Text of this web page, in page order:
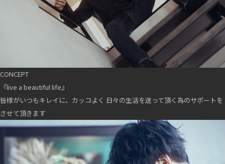
CONCEPT
『live a beautiful life』
皆様がいつもキレイに、カッコよく 日々の生活を送って頂く為のサポートを
させて頂きます